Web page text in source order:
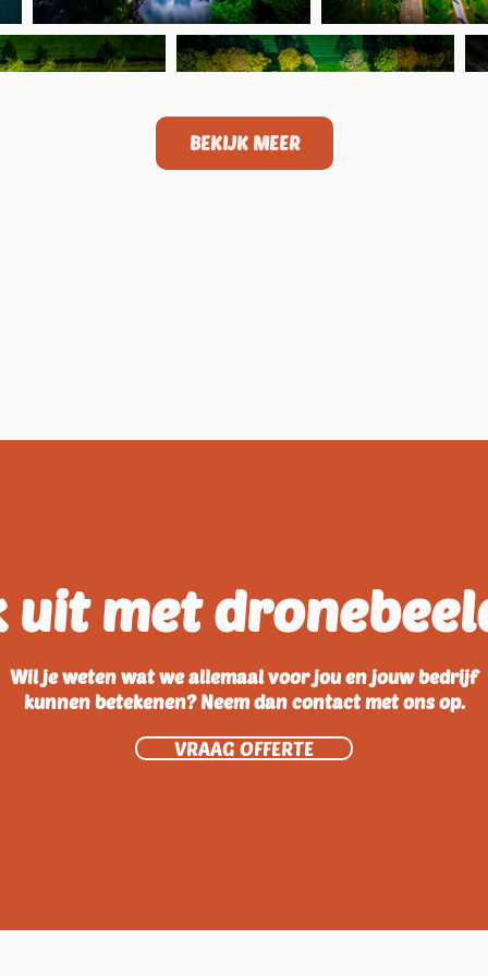
BEKIJK MEER
uit met
Wil je weten wat we allemaal voor jou en jouw bedrijf
kunnen betekenen? Neem dan contact met ons op.
VRAAG OFFERTE